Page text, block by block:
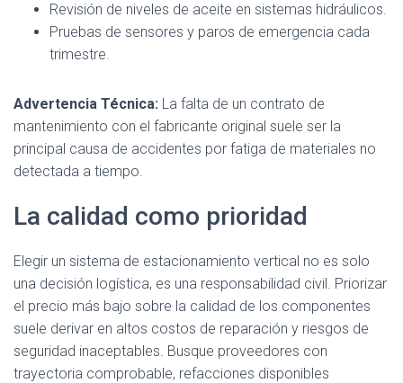
Revisión de niveles de aceite en sistemas hidráulicos.
Pruebas de sensores y paros de emergencia cada
trimestre.
Advertencia Técnica: La falta de un contrato de
mantenimiento con el fabricante original suele ser la
principal causa de accidentes por fatiga de materiales no
detectada a tiempo.
La calidad como prioridad
Elegir un sistema de estacionamiento vertical no es solo
una decisión logística, es una responsabilidad civil. Priorizar
el precio más bajo sobre la calidad de los componentes
suele derivar en altos costos de reparación y riesgos de
seguridad inaceptables. Busque proveedores con
trayectoria comprobable, refacciones disponibles